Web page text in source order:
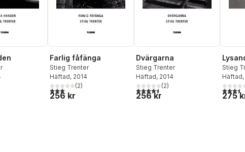
Totalt antal röster:
Farlig fåfänga
Stieg Trenter
Häftad, 2014
3,0utav 5 stjärnor. Totalt antal röster:
(2)
256 kr
Dvärgarna
Stieg Trenter
Häftad, 2014
4,5utav 5 stjärnor. Totalt antal röster:
(2)
256 kr
Stieg
Häftad
3,5utav
275